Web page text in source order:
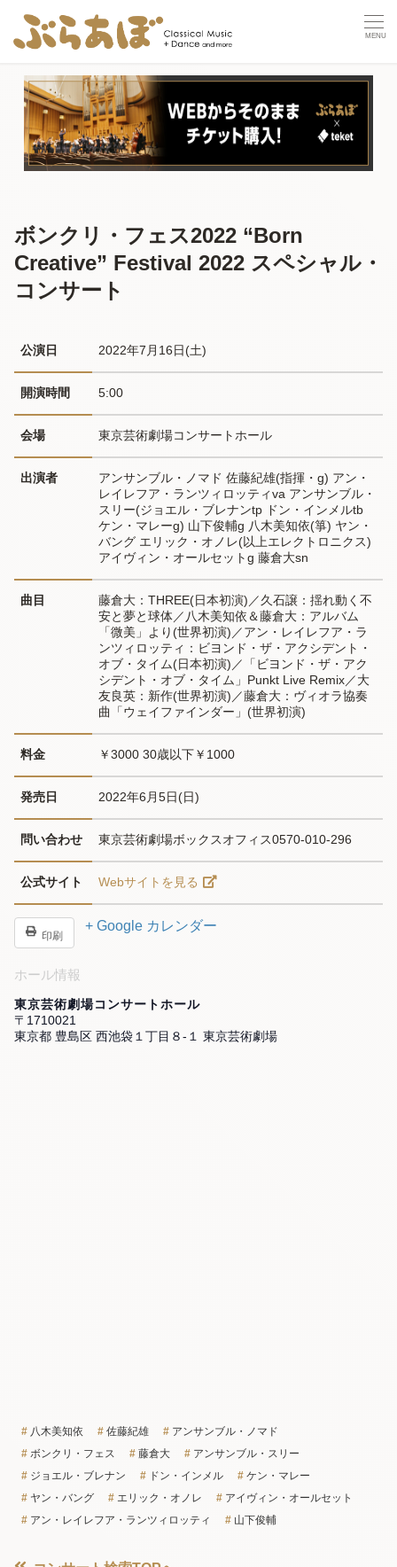
ボンクリ・フェス2022 “Born
Creative” Festival 2022 スペシャル・
コンサート
公演日 2022年7月16日(土)
開演時間 5:00
会場 東京芸術劇場コンサートホール
出演者
アンサンブル・ノマド 佐藤紀雄(指揮・g) アン・
レイレフア・ランツィロッティva アンサンブル・
スリー(ジョエル・ブレナンtp ドン・インメルtb
ケン・マレーg) 山下俊輔g 八木美知依(箏) ヤン・
バング エリック・オノレ(以上エレクトロニクス)
アイヴィン・オールセットg 藤倉大sn
曲目
藤倉大：THREE(日本初演)／久石譲：揺れ動く不
安と夢と球体／八木美知依＆藤倉大：アルバム
「微美」より(世界初演)／アン・レイレフア・ラ
ンツィロッティ：ビヨンド・ザ・アクシデント・
オブ・タイム(日本初演)／「ビヨンド・ザ・アク
シデント・オブ・タイム」Punkt Live Remix／大
友良英：新作(世界初演)／藤倉大：ヴィオラ協奏
曲「ウェイファインダー」(世界初演)
料金 ￥3000 30歳以下￥1000
発売日 2022年6月5日(日)
問い合わせ 東京芸術劇場ボックスオフィス0570-010-296
公式サイト Webサイトを見る
印刷
+ Google カレンダー
ホール情報
東京芸術劇場コンサートホール
〒1710021
東京都 豊島区 西池袋１丁目８-１ 東京芸術劇場
八木美知依 佐藤紀雄
アンサンブル・ノマド
ボンクリ・フェス
藤倉大
アンサンブル・スリー
ジョエル・ブレナン
ドン・インメル
ケン・マレー
ヤン・バング
エリック・オノレ
アイヴィン・オールセット
アン・レイレフア・ランツィロッティ
山下俊輔